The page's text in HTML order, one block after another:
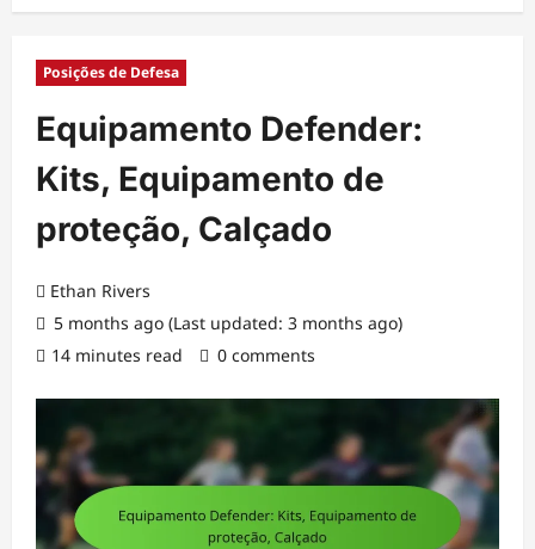
Posições de Defesa
Equipamento Defender:
Kits, Equipamento de
proteção, Calçado
Ethan Rivers
5 months ago (Last updated: 3 months ago)
14 minutes read
0 comments